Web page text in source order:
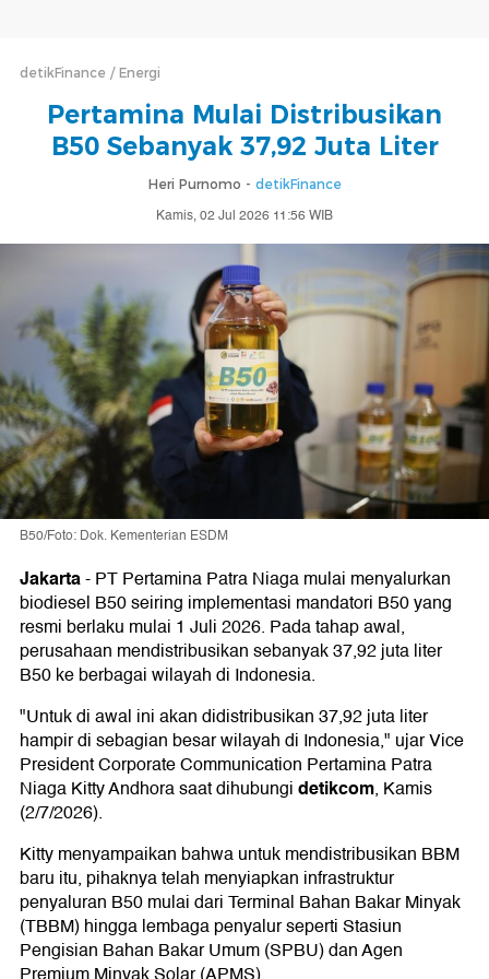
detikFinance Energi
Pertamina Mulai Distribusikan
B50 Sebanyak 37,92 Juta Liter
Heri Purnomo - detikFinance
Kamis, 02 Jul 2026 11:56 WIB
B50/Foto: Dok. Kementerian ESDM
Jakarta-PT Pertamina Patra Niaga mulai menyalurkan
biodiesel B50 seiring implementasi mandatori B50 yang
resmi berlaku mulai 1 Juli 2026. Pada tahap awal,
perusahaan mendistribusikan sebanyak 37,92 juta liter
B50 ke berbagai wilayah di Indonesia.
"Untuk di awal ini akan didistribusikan 37,92 juta liter
hampir di sebagian besar wilayah di Indonesia," ujar Vice
President Corporate Communication Pertamina Patra
Niaga Kitty Andhora saat dihubungidetikcom, Kamis
(2/7/2026).
Kitty menyampaikan bahwa untuk mendistribusikan BBM
baru itu, pihaknya telah menyiapkan infrastruktur
penyaluran B50 mulai dari Terminal Bahan Bakar Minyak
(TBBM) hingga lembaga penyalur seperti Stasiun
Pengisian Bahan Bakar Umum (SPBU) dan Agen